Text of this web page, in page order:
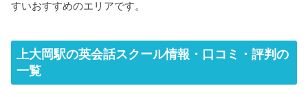
すいおすすめのエリアです。
上大岡駅の英会話スクール情報・口コミ・評判の
一覧